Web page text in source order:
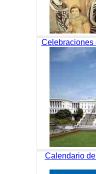
Celebraciones
Calendario